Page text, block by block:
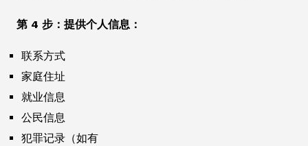
第 4 步：提供个人信息：
联系方式
家庭住址
就业信息
公民信息
犯罪记录（如有